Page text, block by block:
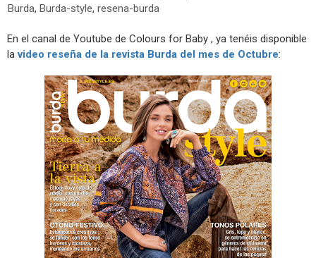
Burda, Burda-style, resena-burda
En el canal de Youtube de Colours for Baby , ya tenéis disponible
la video reseña de la revista Burda del mes de Octubre: